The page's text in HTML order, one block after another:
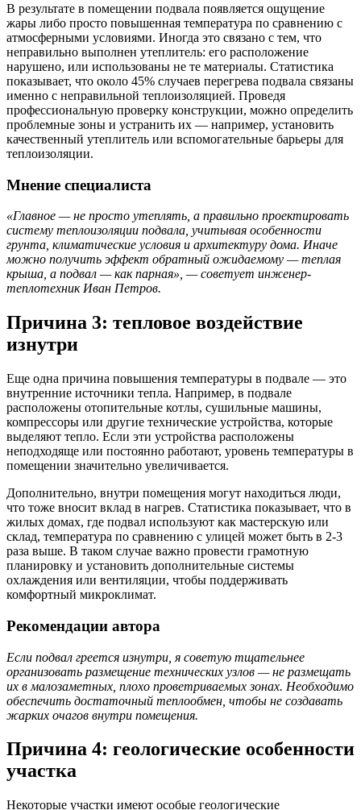
В результате в помещении подвала появляется ощущение
жары либо просто повышенная температура по сравнению с
атмосферными условиями. Иногда это связано с тем, что
неправильно выполнен утеплитель: его расположение
нарушено, или использованы не те материалы. Статистика
показывает, что около 45% случаев перегрева подвала связаны
именно с неправильной теплоизоляцией. Проведя
профессиональную проверку конструкции, можно определить
проблемные зоны и устранить их — например, установить
качественный утеплитель или вспомогательные барьеры для
теплоизоляции.
Мнение специалиста
«Главное — не просто утеплять, а правильно проектировать
систему теплоизоляции подвала, учитывая особенности
грунта, климатические условия и архитектуру дома. Иначе
можно получить эффект обратный ожидаемому — теплая
крыша, а подвал — как парная», — советует инженер-
теплотехник Иван Петров.
Причина 3: тепловое воздействие
изнутри
Еще одна причина повышения температуры в подвале — это
внутренние источники тепла. Например, в подвале
расположены отопительные котлы, сушильные машины,
компрессоры или другие технические устройства, которые
выделяют тепло. Если эти устройства расположены
неподходяще или постоянно работают, уровень температуры в
помещении значительно увеличивается.
Дополнительно, внутри помещения могут находиться люди,
что тоже вносит вклад в нагрев. Статистика показывает, что в
жилых домах, где подвал используют как мастерскую или
склад, температура по сравнению с улицей может быть в 2-3
раза выше. В таком случае важно провести грамотную
планировку и установить дополнительные системы
охлаждения или вентиляции, чтобы поддерживать
комфортный микроклимат.
Рекомендации автора
Если подвал греется изнутри, я советую тщательнее
организовать размещение технических узлов — не размещать
их в малозаметных, плохо проветриваемых зонах. Необходимо
обеспечить достаточный теплообмен, чтобы не создавать
жарких очагов внутри помещения.
Причина 4: геологические особенности
участка
Некоторые участки имеют особые геологические